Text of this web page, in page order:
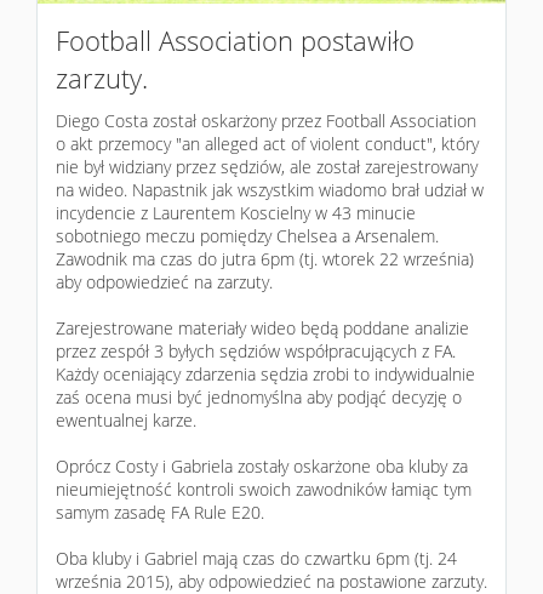
Football Association postawiło
zarzuty.
Diego Costa został oskarżony przez Football Association
o akt przemocy "an alleged act of violent conduct", który
nie był widziany przez sędziów, ale został zarejestrowany
na wideo. Napastnik jak wszystkim wiadomo brał udział w
incydencie z Laurentem Koscielny w 43 minucie
sobotniego meczu pomiędzy Chelsea a Arsenalem.
Zawodnik ma czas do jutra 6pm (tj. wtorek 22 września)
aby odpowiedzieć na zarzuty.
Zarejestrowane materiały wideo będą poddane analizie
przez zespół 3 byłych sędziów współpracujących z FA.
Każdy oceniający zdarzenia sędzia zrobi to indywidualnie
zaś ocena musi być jednomyślna aby podjąć decyzję o
ewentualnej karze.
Oprócz Costy i Gabriela zostały oskarżone oba kluby za
nieumiejętność kontroli swoich zawodników łamiąc tym
samym zasadę FA Rule E20.
Oba kluby i Gabriel mają czas do czwartku 6pm (tj. 24
września 2015), aby odpowiedzieć na postawione zarzuty.